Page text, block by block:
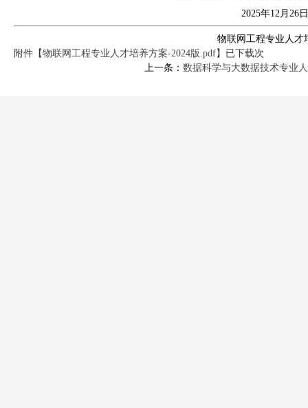
2025年12月26
物联网工程专业人才
附件【物联网工程专业人才培养方案-2024版.pdf】已下载次
上一条： 数据科学与大数据技术专业